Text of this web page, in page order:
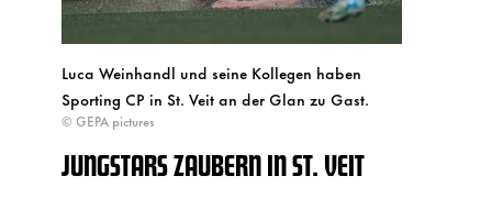
Luca Weinhandl und seine Kollegen haben
Sporting CP in St. Veit an der Glan zu Gast.
© GEPA pictures
JUNGSTARS ZAUBERN IN ST. VEIT